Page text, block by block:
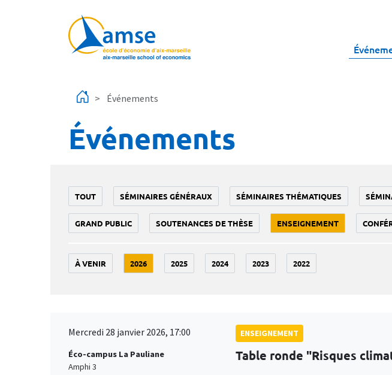
Événements
Événements
TOUT SÉMINAIRES GÉNÉRAUX SÉMINAIRES THÉMATIQUES
GRAND PUBLIC SOUTENANCES DE THÈSE ENSEIGNEMENT
À VENIR 2026 2025 2024 2023 2022
Mercredi 28 janvier 2026, 17:00
Éco-campus La Pauliane
Amphi 3
ENSEIGNEMENT
Table ronde "Risques